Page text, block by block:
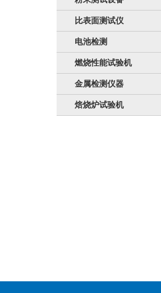
比表面测试仪
电池检测
燃烧性能试验机
金属检测仪器
焙烧炉试验机